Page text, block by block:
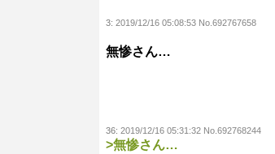
3: 2019/12/16 05:08:53 No.692767658
無惨さん…
36: 2019/12/16 05:31:32 No.692768244
>無惨さん…